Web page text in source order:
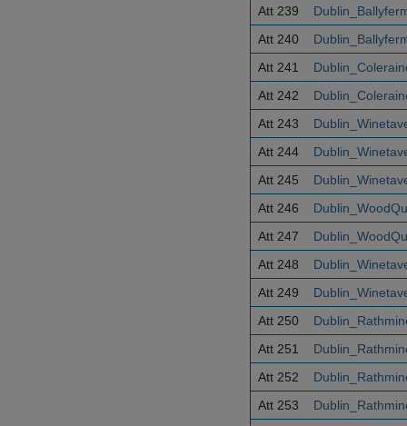
Att 239
Att 240
Att 241
Att 242
Att 243
Att 244
Att 245
Att 246
Att 247
Att 248
Att 249
Att 250
Att 251
Att 252
Att 253